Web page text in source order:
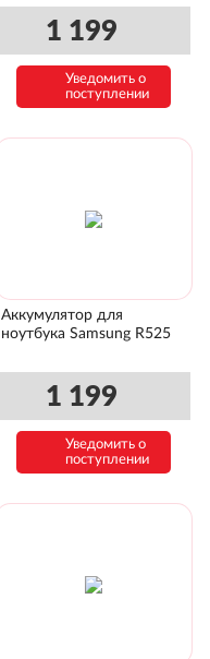
1 199
Уведомить о
поступлении
Аккумулятор для
ноутбука Samsung R525
1 199
Уведомить о
поступлении